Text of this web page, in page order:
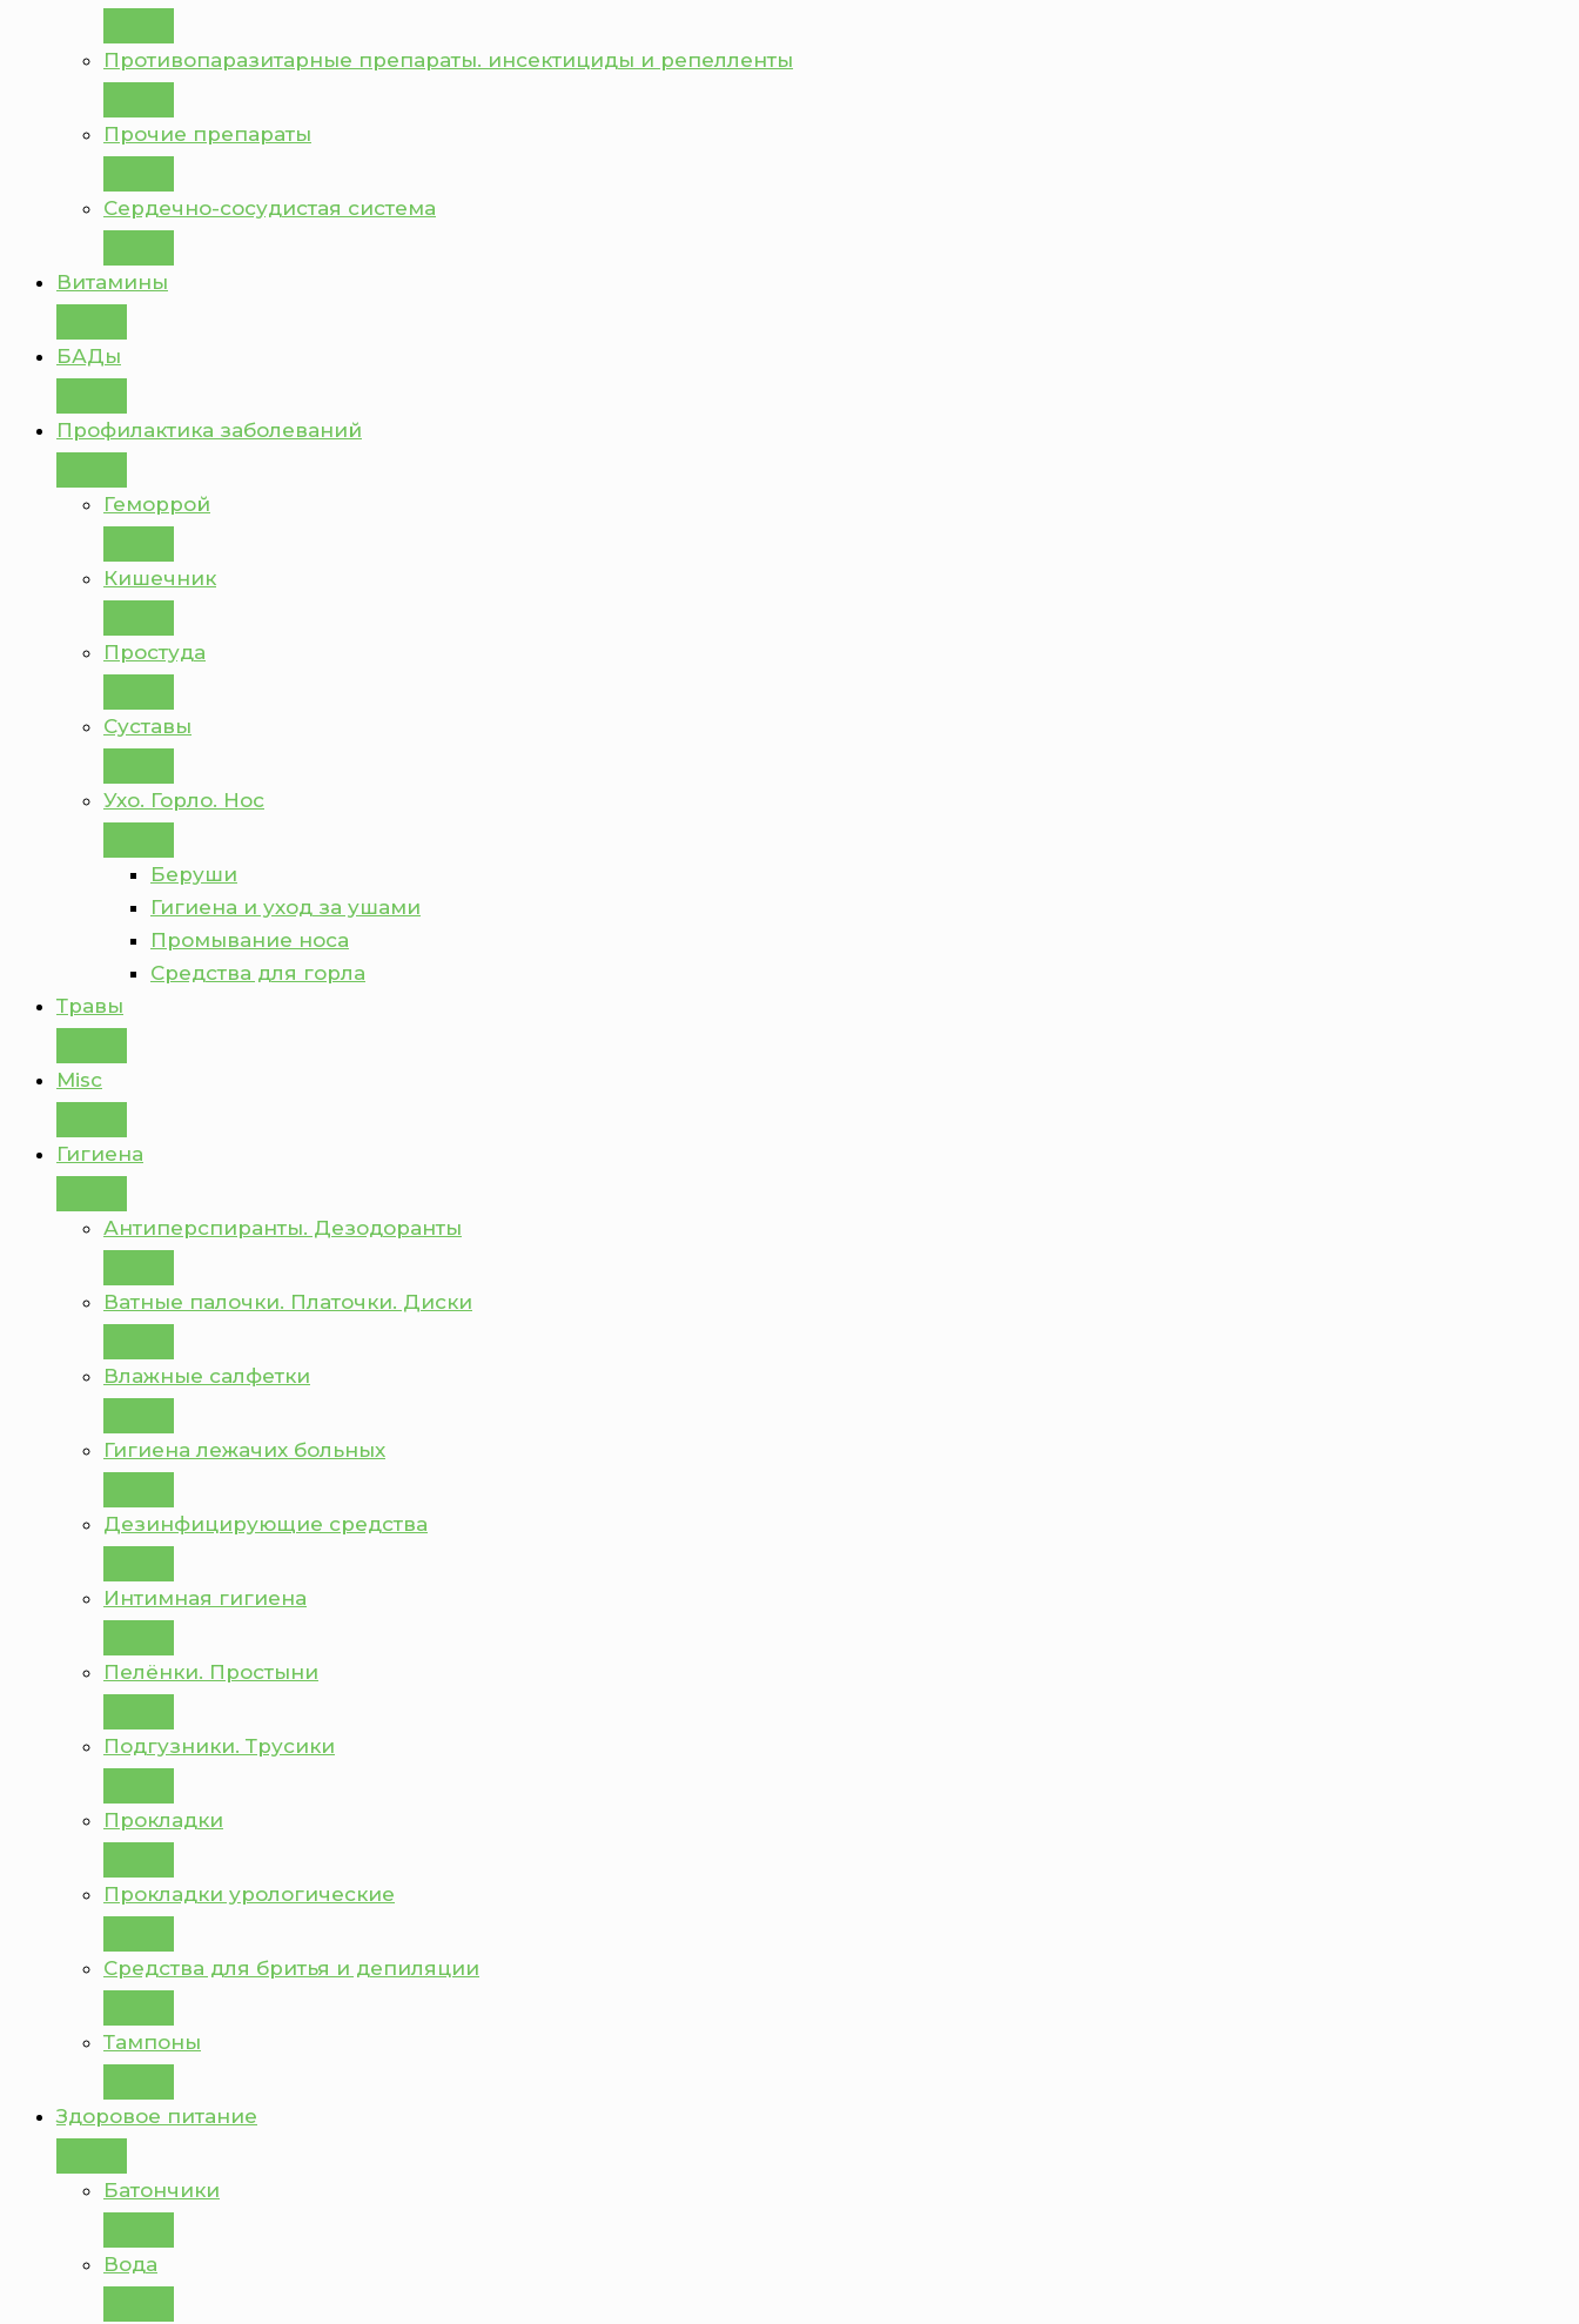
Противопаразитарные препараты. инсектициды и репелленты
Прочие препараты
Сердечно-сосудистая система
Витамины
БАДы
Профилактика заболеваний
Геморрой
Кишечник
Простуда
Суставы
Ухо. Горло. Нос
Беруши
Гигиена и уход за ушами
Промывание носа
Средства для горла
Травы
Misc
Гигиена
Антиперспиранты. Дезодоранты
Ватные палочки. Платочки. Диски
Влажные салфетки
Гигиена лежачих больных
Дезинфицирующие средства
Интимная гигиена
Пелёнки. Простыни
Подгузники. Трусики
Прокладки
Прокладки урологические
Средства для бритья и депиляции
Тампоны
Здоровое питание
Батончики
Вода